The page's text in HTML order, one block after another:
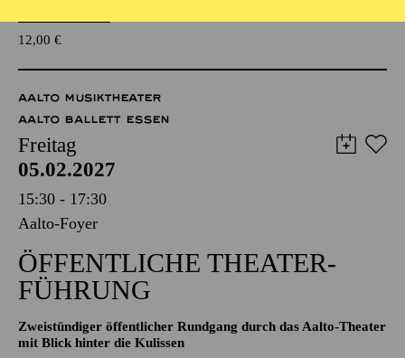
Für Jugendliche und Kinder ab 10 Jahren
12,00€
AALTO MUSIKTHEATER
AALTO BALLETT ESSEN
Freitag
05.02.2027
15:30 - 17:30
Aalto-Foyer
ÖFFENTLICHE THEATER­
FÜHRUNG